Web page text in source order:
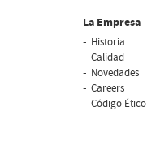
La Empresa
Historia
Calidad
Novedades
Careers
Código Ético